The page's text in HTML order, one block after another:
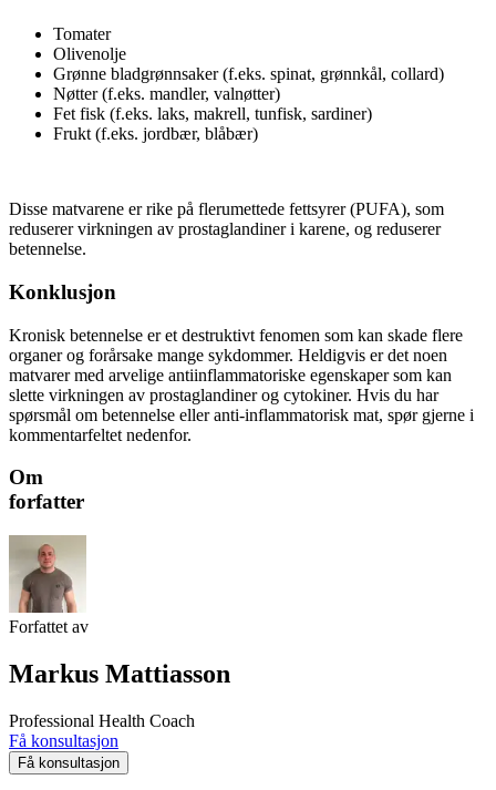
Tomater
Olivenolje
Grønne bladgrønnsaker (f.eks. spinat, grønnkål, collard)
Nøtter (f.eks. mandler, valnøtter)
Fet fisk (f.eks. laks, makrell, tunfisk, sardiner)
Frukt (f.eks. jordbær, blåbær)
Disse matvarene er rike på flerumettede fettsyrer (PUFA), som
reduserer virkningen av prostaglandiner i karene, og reduserer
betennelse.
Konklusjon
Kronisk betennelse er et destruktivt fenomen som kan skade flere
organer og forårsake mange sykdommer. Heldigvis er det noen
matvarer med arvelige antiinflammatoriske egenskaper som kan
slette virkningen av prostaglandiner og cytokiner. Hvis du har
spørsmål om betennelse eller anti-inflammatorisk mat, spør gjerne i
kommentarfeltet nedenfor.
Om
forfatter
Forfattet av
Markus Mattiasson
Professional Health Coach
Få konsultasjon
Få konsultasjon